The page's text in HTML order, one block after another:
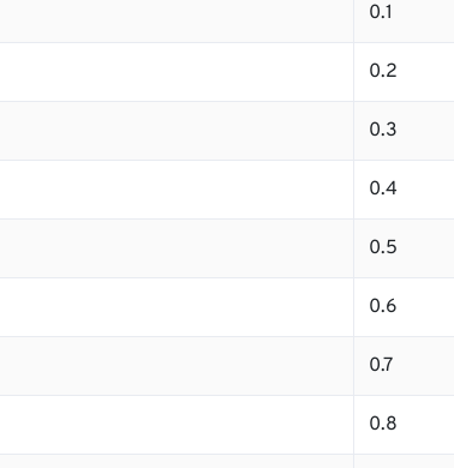
0.1
0.2
0.3
0.4
0.5
0.6
0.7
0.8